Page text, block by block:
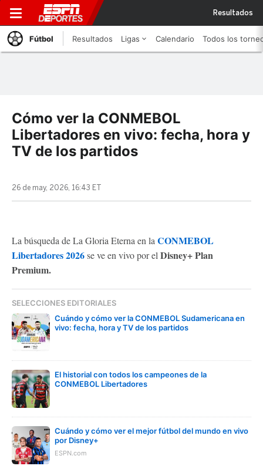
Resultados
Fútbol Resultados Ligas Calendario Todos los
Cómo ver la CONMEBOL
Libertadores en vivo: fecha, hora y
TV de los partidos
26 de may, 2026, 16:43 ET
La búsqueda de La Gloria Eterna en la CONMEBOL
Libertadores 2026se ve en vivo por el Disney+ Plan
Premium.
SELECCIONES EDITORIALES
Cuándo y cómo ver la CONMEBOL Sudamericana en
vivo: fecha, hora y TV de los partidos
El historial con todos los campeones de la
CONMEBOL Libertadores
Cuándo y cómo ver el mejor fútbol del mundo en vivo
por Disney+
ESPN.com